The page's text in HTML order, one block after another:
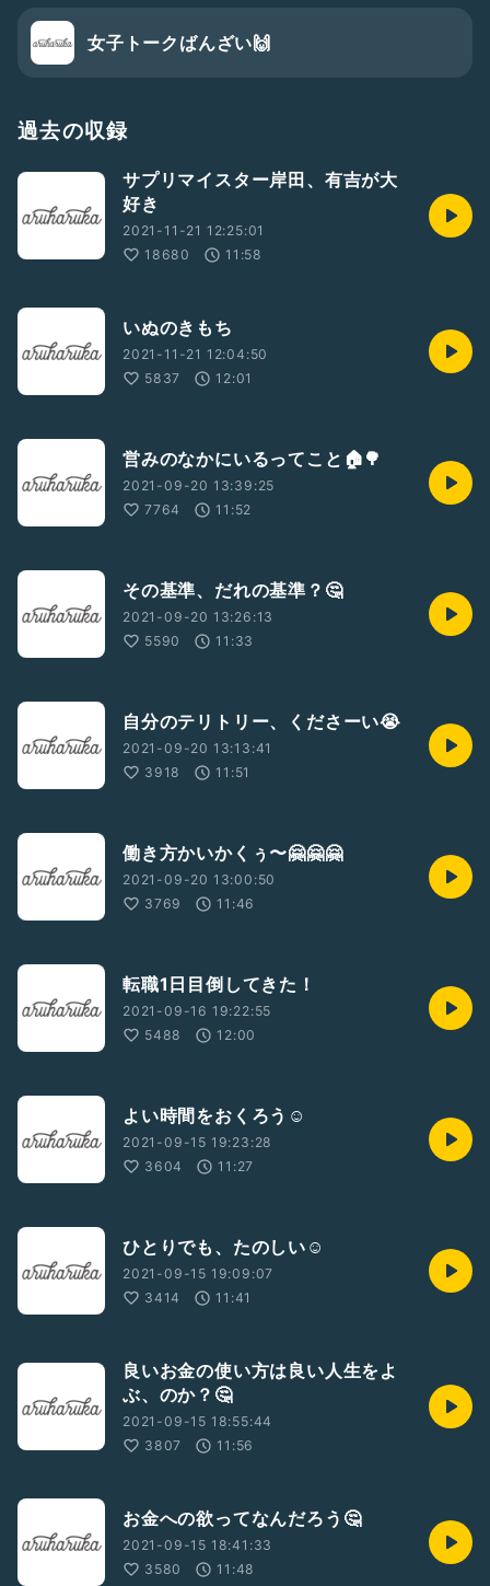
女子トークばんざい🙌
過去の収録
サプリマイスター岸田、有吉が大
好き
2021-11-21 12:25:01
18680
11:58
いぬのきもち
2021-11-21 12:04:50
5837
12:01
営みのなかにいるってこと🏠🌳
2021-09-20 13:39:25
7764
11:52
その基準、だれの基準？🤔
2021-09-20 13:26:13
5590
11:33
自分のテリトリー、くださーい😭
2021-09-20 13:13:41
3918
11:51
働き方かいかくぅ〜🤗🤗🤗
2021-09-20 13:00:50
3769
11:46
転職1日目倒してきた！
2021-09-16 19:22:55
5488
12:00
よい時間をおくろう☺️
2021-09-15 19:23:28
3604
11:27
ひとりでも、たのしい☺️
2021-09-15 19:09:07
3414
11:41
良いお金の使い方は良い人生をよ
ぶ、のか？🤔
2021-09-15 18:55:44
3807
11:56
お金への欲ってなんだろう🤔
2021-09-15 18:41:33
3580
11:48